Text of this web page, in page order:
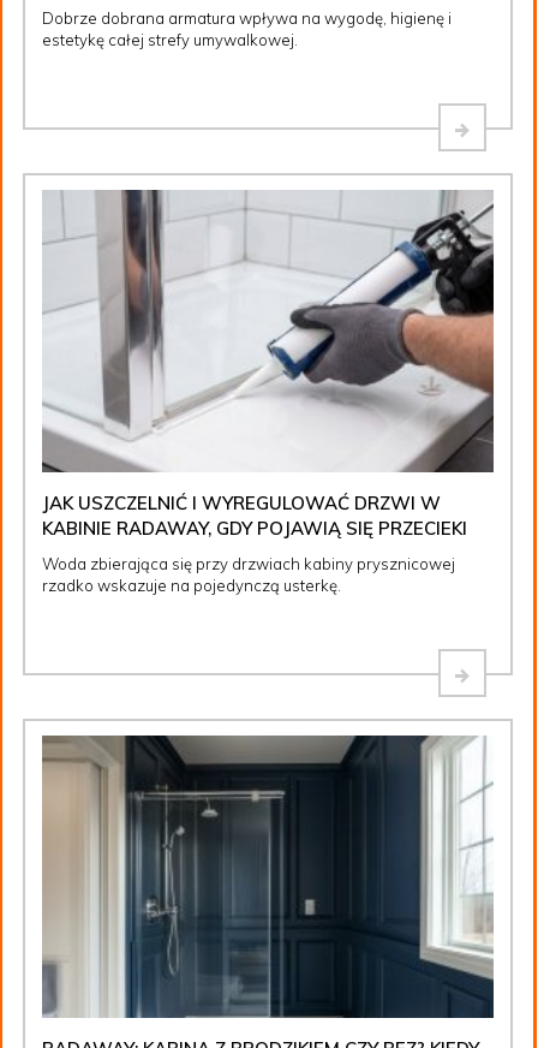
Dobrze dobrana armatura wpływa na wygodę, higienę i
estetykę całej strefy umywalkowej.
JAK USZCZELNIĆ I WYREGULOWAĆ DRZWI W
KABINIE RADAWAY, GDY POJAWIĄ SIĘ PRZECIEKI
Woda zbierająca się przy drzwiach kabiny prysznicowej
rzadko wskazuje na pojedynczą usterkę.